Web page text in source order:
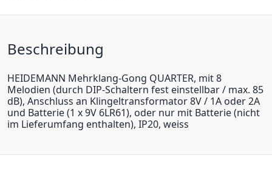
Beschreibung
HEIDEMANN Mehrklang-Gong QUARTER, mit 8
Melodien (durch DIP-Schaltern fest einstellbar / max. 85
dB), Anschluss an Klingeltransformator 8V / 1A oder 2A
und Batterie (1 x 9V 6LR61), oder nur mit Batterie (nicht
im Lieferumfang enthalten), IP20, weiss